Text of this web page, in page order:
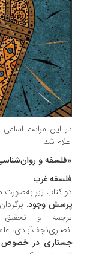
این مراسم اسامی
شد:
و روان‌شناسی»
غرب
کتاب زیر به‌صورت
وجود: برگردان و
و تحقیق
علمی.
در خصوص